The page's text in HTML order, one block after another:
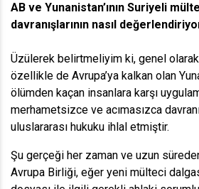
AB ve Yunanistan’ının Suriyeli
davranışlarının nasıl
Üzülerek belirtmeliyim ki, genel olarak
özellikle de Avrupa’ya kalkan olan
ölümden kaçan insanlara karşı
merhametsizce ve acımasızca
uluslararası hukuku ihlal etmiştir.
Şu gerçeği her zaman ve uzun
Avrupa Birliği, eğer yeni mülteci